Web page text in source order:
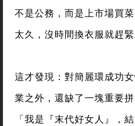
不是公務，而是上市場買
太久，沒時間換衣服就趕緊
這才發現：對簡麗環成功
業之外，還缺了一塊重要
「我是『末代好女人』，